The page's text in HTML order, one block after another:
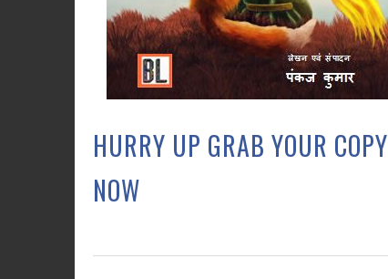
HURRY UP GRAB YOUR COPY
NOW